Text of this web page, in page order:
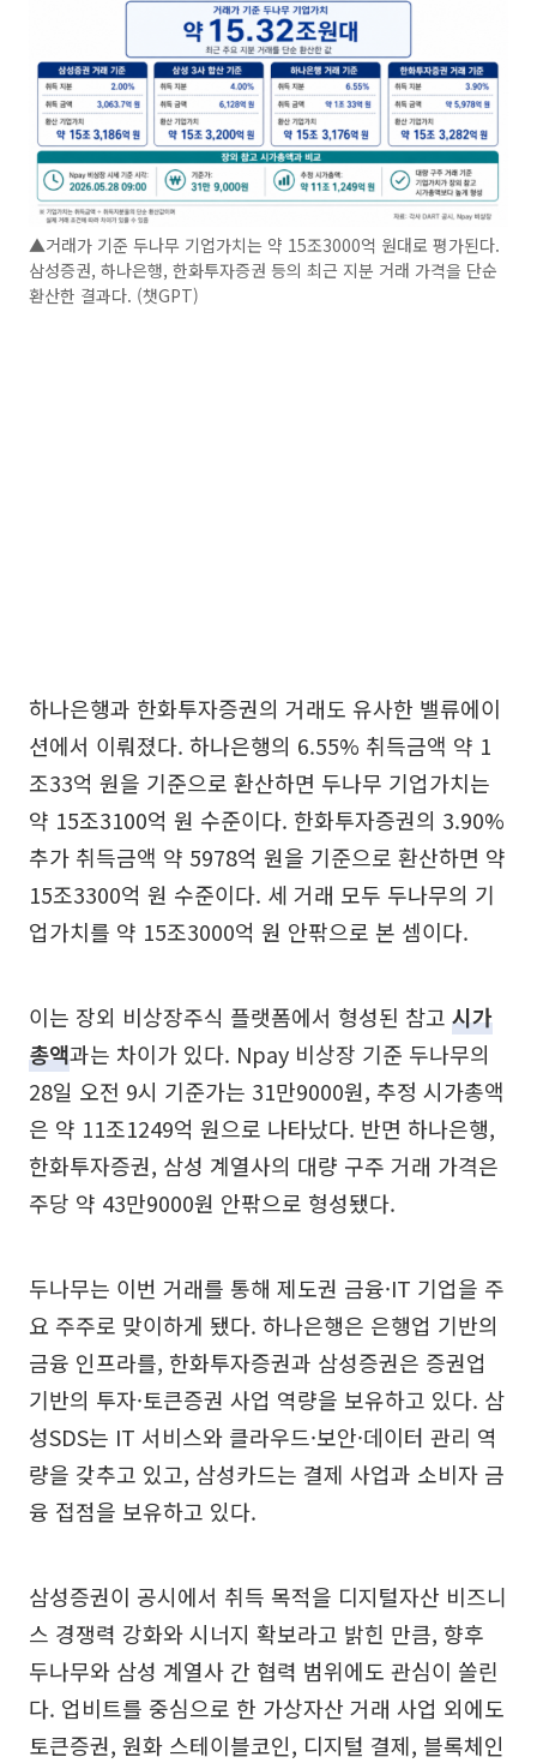
▲거래가 기준 두나무 기업가치는 약 15조3000억 원대로 평가된다.
삼성증권, 하나은행, 한화투자증권 등의 최근 지분 거래 가격을 단순
환산한 결과다. (챗GPT)
하나은행과 한화투자증권의 거래도 유사한 밸류에이
션에서 이뤄졌다. 하나은행의 6.55% 취득금액 약 1
조33억 원을 기준으로 환산하면 두나무 기업가치는
약 15조3100억 원 수준이다. 한화투자증권의 3.90%
추가 취득금액 약 5978억 원을 기준으로 환산하면 약
15조3300억 원 수준이다. 세 거래 모두 두나무의 기
업가치를 약 15조3000억 원 안팎으로 본 셈이다.
이는 장외 비상장주식 플랫폼에서 형성된 참고 시가
총액과는 차이가 있다. Npay 비상장 기준 두나무의
28일 오전 9시 기준가는 31만9000원, 추정 시가총액
은 약 11조1249억 원으로 나타났다. 반면 하나은행,
한화투자증권, 삼성 계열사의 대량 구주 거래 가격은
주당 약 43만9000원 안팎으로 형성됐다.
두나무는 이번 거래를 통해 제도권 금융·IT 기업을 주
요 주주로 맞이하게 됐다. 하나은행은 은행업 기반의
금융 인프라를, 한화투자증권과 삼성증권은 증권업
기반의 투자·토큰증권 사업 역량을 보유하고 있다. 삼
성SDS는 IT 서비스와 클라우드·보안·데이터 관리 역
량을 갖추고 있고, 삼성카드는 결제 사업과 소비자 금
융 접점을 보유하고 있다.
삼성증권이 공시에서 취득 목적을 디지털자산 비즈니
스 경쟁력 강화와 시너지 확보라고 밝힌 만큼, 향후
두나무와 삼성 계열사 간 협력 범위에도 관심이 쏠린
다. 업비트를 중심으로 한 가상자산 거래 사업 외에도
토큰증권, 원화 스테이블코인, 디지털 결제, 블록체인